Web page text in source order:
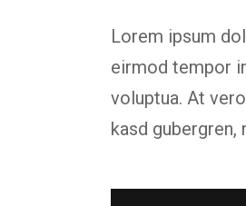
Lorem ipsum
eirmod tempor
voluptua. At
kasd